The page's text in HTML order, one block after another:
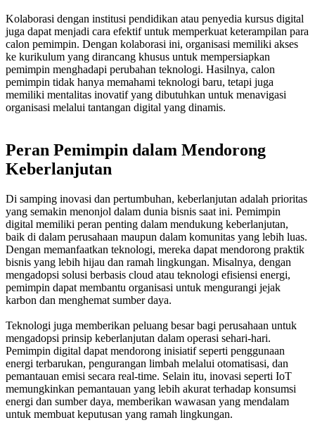
Kolaborasi dengan institusi pendidikan atau penyedia kursus digital
juga dapat menjadi cara efektif untuk memperkuat keterampilan para
calon pemimpin. Dengan kolaborasi ini, organisasi memiliki akses
ke kurikulum yang dirancang khusus untuk mempersiapkan
pemimpin menghadapi perubahan teknologi. Hasilnya, calon
pemimpin tidak hanya memahami teknologi baru, tetapi juga
memiliki mentalitas inovatif yang dibutuhkan untuk menavigasi
organisasi melalui tantangan digital yang dinamis.
Peran Pemimpin dalam Mendorong
Keberlanjutan
Di samping inovasi dan pertumbuhan, keberlanjutan adalah prioritas
yang semakin menonjol dalam dunia bisnis saat ini. Pemimpin
digital memiliki peran penting dalam mendukung keberlanjutan,
baik di dalam perusahaan maupun dalam komunitas yang lebih luas.
Dengan memanfaatkan teknologi, mereka dapat mendorong praktik
bisnis yang lebih hijau dan ramah lingkungan. Misalnya, dengan
mengadopsi solusi berbasis cloud atau teknologi efisiensi energi,
pemimpin dapat membantu organisasi untuk mengurangi jejak
karbon dan menghemat sumber daya.
Teknologi juga memberikan peluang besar bagi perusahaan untuk
mengadopsi prinsip keberlanjutan dalam operasi sehari-hari.
Pemimpin digital dapat mendorong inisiatif seperti penggunaan
energi terbarukan, pengurangan limbah melalui otomatisasi, dan
pemantauan emisi secara real-time. Selain itu, inovasi seperti IoT
memungkinkan pemantauan yang lebih akurat terhadap konsumsi
energi dan sumber daya, memberikan wawasan yang mendalam
untuk membuat keputusan yang ramah lingkungan.